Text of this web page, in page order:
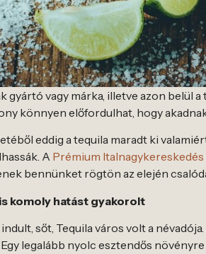
vagy márka, illetve azon belül
könnyen előfordulhat, hogy
eddig a tequila maradt ki
A Prémium
bennünket rögtön az elején
komoly hatást gyakorolt
sőt, Tequila város volt a névadója.
legalább nyolc esztendős